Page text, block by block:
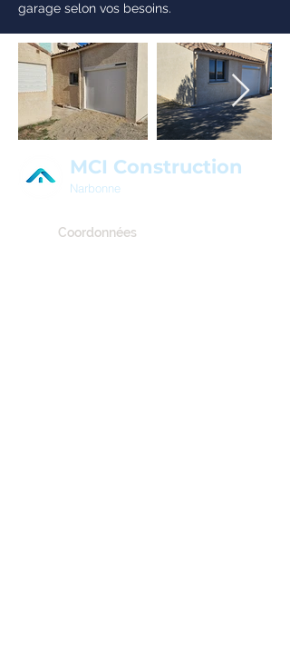
garage selon vos besoins.
MCI Construction
Narbonne
Coordonnées